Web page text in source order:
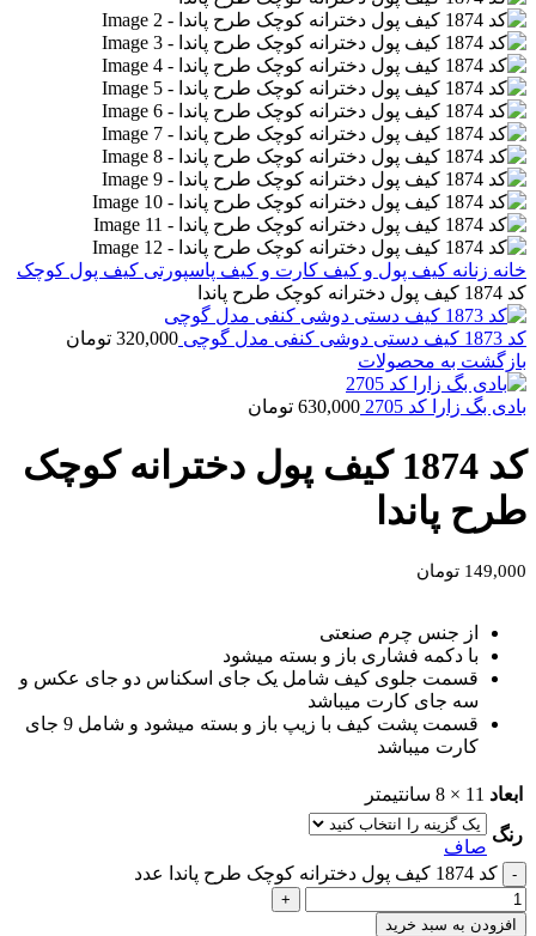
خانه زنانه کیف پول و کیف کارت و کیف پاسپورتی کیف پول کوچک
کد 1874 کیف پول دخترانه کوچک طرح پاندا
کد 1873 کیف دستی دوشی کنفی مدل گوچی 320,000 تومان
بازگشت به محصولات
بادی بگ زارا کد 2705 630,000 تومان
کد 1874 کیف پول دخترانه کوچک
طرح پاندا
149,000 تومان
از جنس چرم صنعتی
با دکمه فشاری باز و بسته میشود
قسمت جلوی کیف شامل یک جای اسکناس دو جای عکس و
سه جای کارت میباشد
قسمت پشت کیف با زیپ باز و بسته میشود و شامل 9 جای
کارت میباشد
ابعاد 11 × 8 سانتیمتر
رنگ
صاف
کد 1874 کیف پول دخترانه کوچک طرح پاندا عدد
افزودن به سبد خرید